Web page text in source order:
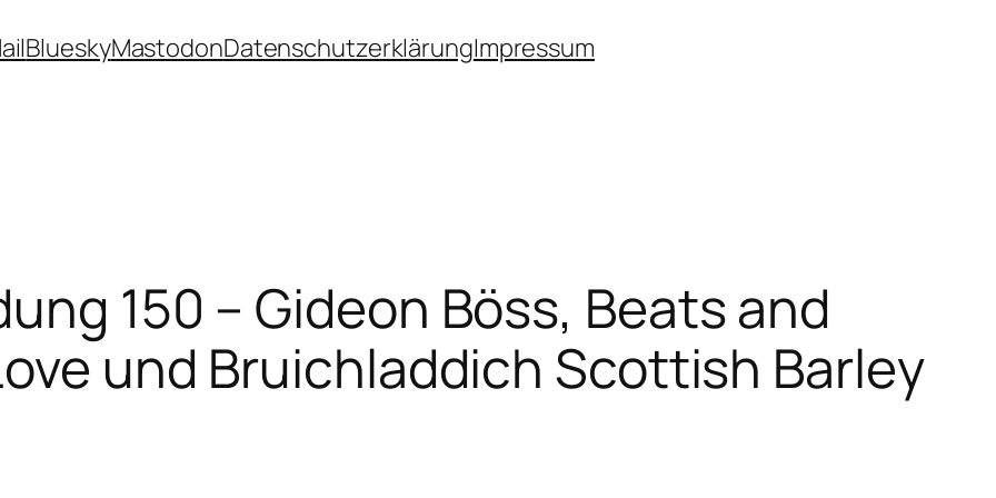
BlueskyMastodonDatenschutzerklärungImpressum
150 – Gideon Böss, Beats and
und Bruichladdich Scottish Barley